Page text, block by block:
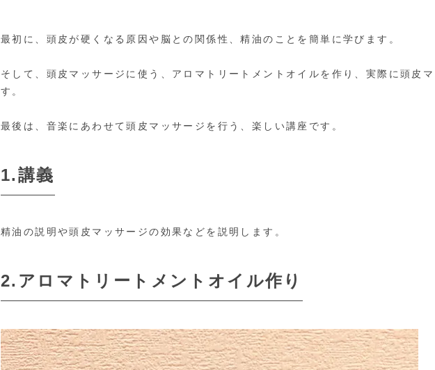
最初に、頭皮が硬くなる原因や脳との関係性、精油のことを簡単に学びます。
そして、頭皮マッサージに使う、アロマトリートメントオイルを作り、実際に頭皮
す。
最後は、音楽にあわせて頭皮マッサージを行う、楽しい講座です。
1.講義
精油の説明や頭皮マッサージの効果などを説明します。
2.アロマトリートメントオイル作り